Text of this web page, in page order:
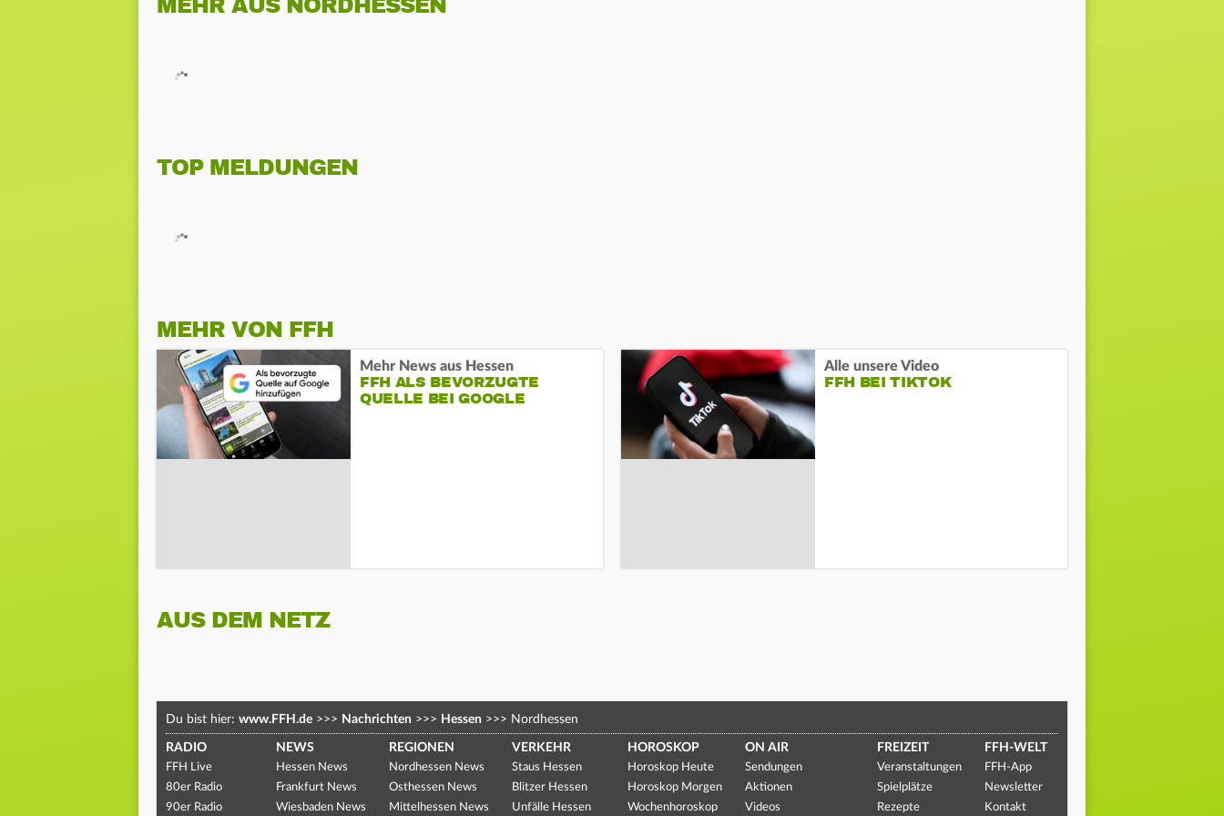
MEHR AUS NORDHESSEN
TOP MELDUNGEN
MEHR VON FFH
Mehr News aus Hessen
FFH ALS BEVORZUGTE
QUELLE BEI GOOGLE
Alle unsere Video
FFH BEI TIKTOK
AUS DEM NETZ
Du bist hier: www.FFH.de >>> Nachrichten >>> Hessen >>> Nordhessen
RADIO
FFH Live
80er Radio
90er Radio
NEWS
Hessen News
Frankfurt News
Wiesbaden News
REGIONEN
Nordhessen News
Osthessen News
Mittelhessen News
VERKEHR
Staus Hessen
Blitzer Hessen
Unfälle Hessen
HOROSKOP
Horoskop Heute
Horoskop Morgen
Wochenhoroskop
ON AIR
Sendungen
Aktionen
Videos
FREIZEIT
Veranstaltungen
Spielplätze
Rezepte
FFH-WELT
FFH-App
Newsletter
Kontakt